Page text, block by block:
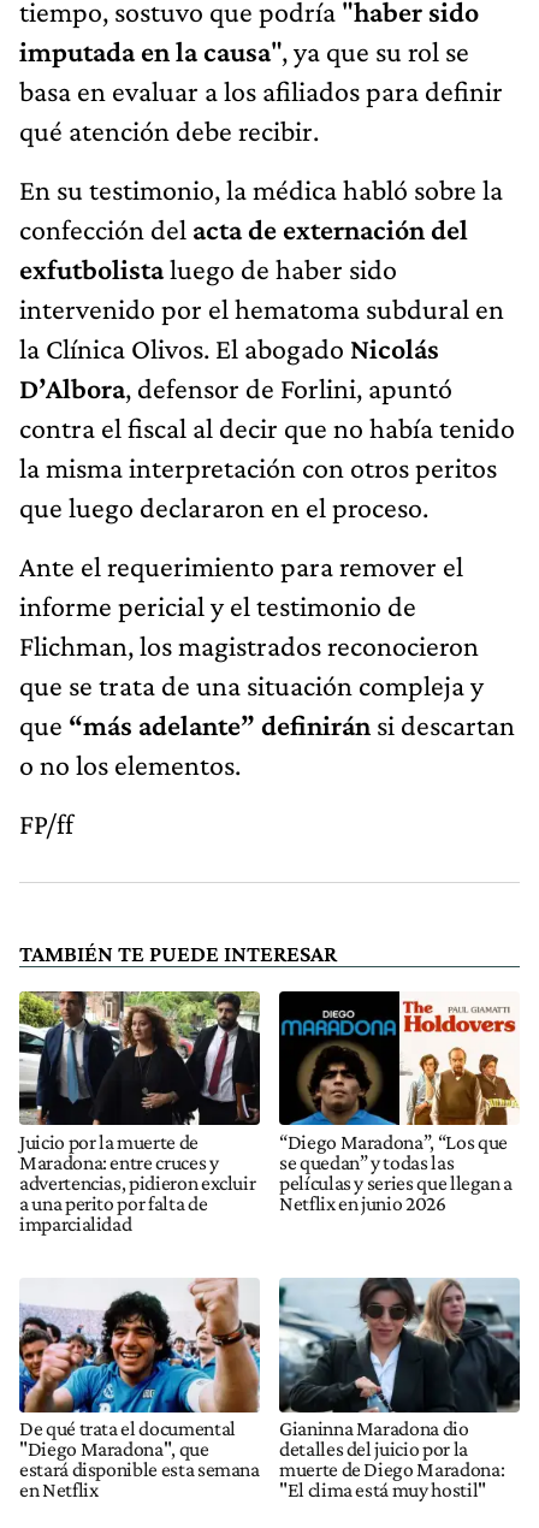
tiempo, sostuvo que podría "haber sido
imputada en la causa", ya que su rol se
basa en evaluar a los afiliados para definir
qué atención debe recibir.
En su testimonio, la médica habló sobre la
confección del acta de externación del
exfutbolistaluego de haber sido
intervenido por el hematoma subdural en
la Clínica Olivos. El abogado Nicolás
D’Albora, defensor de Forlini, apuntó
contra el fiscal al decir que no había tenido
la misma interpretación con otros peritos
que luego declararon en el proceso.
Ante el requerimiento para remover el
informe pericial y el testimonio de
Flichman, los magistrados reconocieron
que se trata de una situación compleja y
que “más adelante” definirán si descartan
o no los elementos.
FP/ff
TAMBIÉN TE PUEDE INTERESAR
Juicio por la muerte de
Maradona: entre cruces y
advertencias, pidieron excluir
a una perito por falta de
imparcialidad
“Diego Maradona”, “Los que
se quedan” y todas las
películas y series que llegan a
Netflix en junio 2026
De qué trata el documental
"Diego Maradona", que
estará disponible esta semana
en Netflix
Gianinna Maradona dio
detalles del juicio por la
muerte de Diego Maradona:
"El clima está muy hostil"